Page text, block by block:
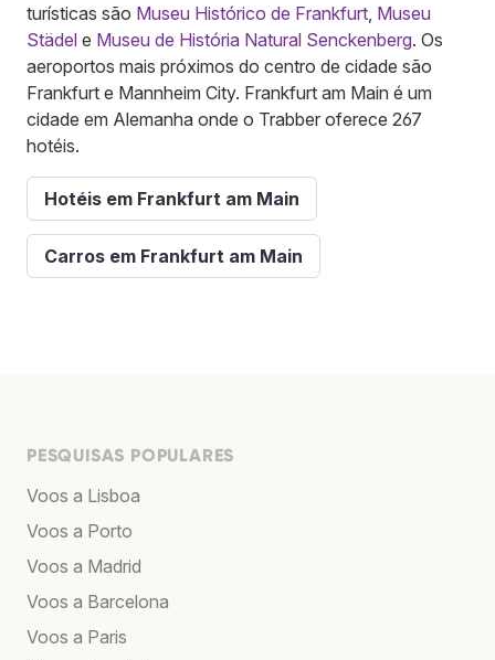
turísticas são Museu Histórico de Frankfurt, Museu
Städel e Museu de História Natural Senckenberg. Os
aeroportos mais próximos do centro de cidade são
Frankfurt e Mannheim City. Frankfurt am Main é um
cidade em Alemanha onde o Trabber oferece 267
hotéis.
Hotéis em Frankfurt am Main
Carros em Frankfurt am Main
PESQUISAS POPULARES
Voos a Lisboa
Voos a Porto
Voos a Madrid
Voos a Barcelona
Voos a Paris